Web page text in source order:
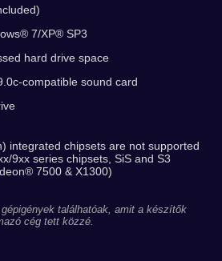
7/XP® SP3
hard drive space
compatible sound card
integrated chipsets are not supported
9xx series chipsets, SiS and S3
7500 & X1300)
találhatóak, amit a készítők
cég tett közzé.